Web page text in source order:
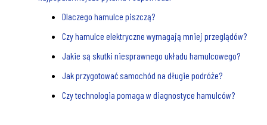
Dlaczego hamulce piszczą?
Czy hamulce elektryczne wymagają mniej przeglądów?
Jakie są skutki niesprawnego układu hamulcowego?
Jak przygotować samochód na długie podróże?
Czy technologia pomaga w diagnostyce hamulców?